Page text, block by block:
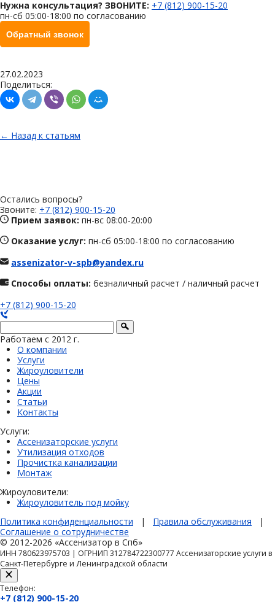
Нужна консультация? ЗВОНИТЕ: +7 (812) 900-15-20
пн-сб 05:00-18:00 по согласованию
Обратный звонок
27.02.2023
Поделиться:
← Назад к статьям
Остались вопросы?
Звоните: +7 (812) 900-15-20
Прием заявок: пн-вс 08:00-20:00
Оказание услуг: пн-сб 05:00-18:00 по согласованию
assenizator-v-spb@yandex.ru
Способы оплаты: безналичный расчет / наличный расчет
+7 (812) 900-15-20
Работаем с 2012 г.
О компании
Услуги
Жироуловители
Цены
Акции
Статьи
Контакты
Услуги:
Ассенизаторские услуги
Утилизация отходов
Прочистка канализации
Монтаж
Жироуловители:
Жироуловитель под мойку
Политика конфиденциальности | Правила обслуживания |
Соглашение о сотрудничестве
© 2012-2026 «Ассенизатор в Спб»
ИНН 780623975703 | ОГРНИП 312784722300777 Ассенизаторские услуги в
Санкт-Петербурге и Ленинградской области
Телефон:
+7 (812) 900-15-20